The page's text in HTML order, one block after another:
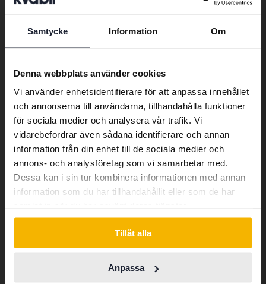
Samtycke Information Om
Denna webbplats använder cookies
Vi använder enhetsidentifierare för att anpassa innehållet
och annonserna till användarna, tillhandahålla funktioner
för sociala medier och analysera vår trafik. Vi
vidarebefordrar även sådana identifierare och annan
information från din enhet till de sociala medier och
annons- och analysföretag som vi samarbetar med.
Dessa kan i sin tur kombinera informationen med annan
information som du har tillhandahållit eller som de har
Tillåt alla
Anpassa
KIA Sportage
PHEV AWD
2022
El/Bensin
Åkersberga (Runö)
Utgångspris Kommer snart
En värdering av fordonet är på gång
Preferred language
We have detected that your browser
Swedish. To better service our friends
abroad we have an English language
site (kvdcars.com) that contains all the
same vehicles and services.
Continue in Swedish
Switch to...